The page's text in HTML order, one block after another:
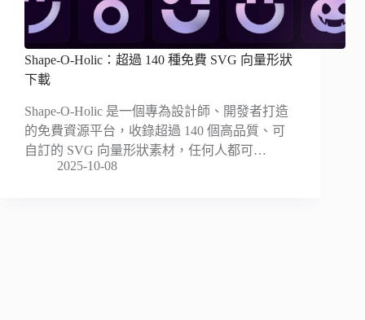
Shape-O-Holic：超過 140 種免費 SVG 向量形狀
下載
Shape-O-Holic 是一個專為設計師、開發者打造
的免費資源平台，收錄超過 140 個高品質、可
自訂的 SVG 向量形狀素材，任何人都可…
2025-10-08